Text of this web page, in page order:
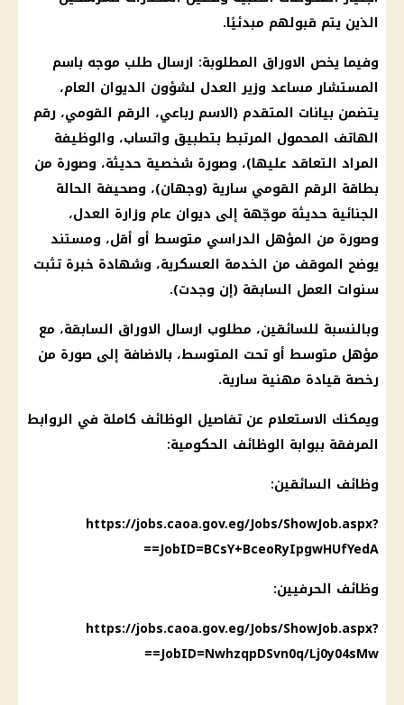
الذين يتم قبولهم مبدئيًا.
وفيما يخص الاوراق المطلوبة: ارسال طلب موجه باسم
المستشار مساعد وزير العدل لشؤون الديوان العام،
يتضمن بيانات المتقدم (الاسم رباعي، الرقم القومي، رقم
الهاتف المحمول المرتبط بتطبيق واتساب، والوظيفة
المراد التعاقد عليها)، وصورة شخصية حديثة، وصورة من
بطاقة الرقم القومي سارية (وجهان)، وصحيفة الحالة
الجنائية حديثة موجّهة إلى ديوان عام وزارة العدل،
وصورة من المؤهل الدراسي متوسط أو أقل، ومستند
يوضح الموقف من الخدمة العسكرية، وشهادة خبرة تثبت
سنوات العمل السابقة (إن وجدت).
وبالنسبة للسائقين، مطلوب ارسال الاوراق السابقة، مع
مؤهل متوسط أو تحت المتوسط، بالاضافة إلى صورة من
رخصة قيادة مهنية سارية.
ويمكنك الاستعلام عن تفاصيل الوظائف كاملة في الروابط
المرفقة ببوابة الوظائف الحكومية:
وظائف السائقين:
https://jobs.caoa.gov.eg/Jobs/ShowJob.aspx?
JobID=BCsY+BceoRyIpgwHUfYedA==
وظائف الحرفيين:
https://jobs.caoa.gov.eg/Jobs/ShowJob.aspx?
JobID=NwhzqpDSvn0q/Lj0y04sMw==